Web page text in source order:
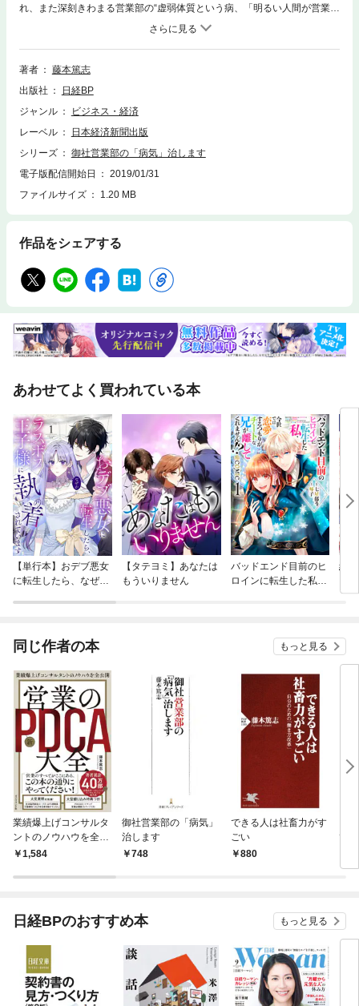
れ、また深刻きわまる営業部の“虚弱体質という病、「明るい人間が営業向
き」「営業マンは現場で育つ」など、思い込みにとらわれることで停滞す
る“風評妄信という病、安定した受注がある顧客をベテラン営業マンががっ
ちりつかんで放さない「打ち出の小槌を手放さない」、という病、人手不
足を言い訳に、内勤ばかりで足を動かさない“メタボという病――。著者が
解剖、会社の売り上げを向上させる具体的な処方箋を示す。
著者
藤本篤志
出版社
日経BP
ジャンル
ビジネス・経済
レーベル
日本経済新聞出版
シリーズ
御社営業部の「病気」治します
電子版配信開始日
2019/01/31
ファイルサイズ
1.20 MB
作品をシェアする
あわせてよく買われている本
【単行本】おデブ悪女
に転生したら、なぜか
【タテヨミ】あなたは
もういりません
バッドエンド目前のヒ
ロインに転生した私、
結
同じ作者の本 もっと見る
業績爆上げコンサルタ
ントのノウハウを全公
開 営業の新ＰＤＣＡ大
1,584
御社営業部の「病気」
治します
748
できる人は社畜力がす
ごい
880
て
日経BPのおすすめ本 もっと見る